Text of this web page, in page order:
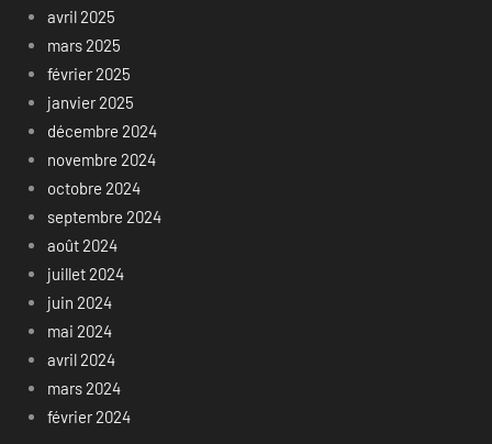
avril 2025
mars 2025
février 2025
janvier 2025
décembre 2024
novembre 2024
octobre 2024
septembre 2024
août 2024
juillet 2024
juin 2024
mai 2024
avril 2024
mars 2024
février 2024